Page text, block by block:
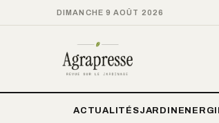
DIMANCHE 9 AOÛT 2026
ACTUALITÉSJARDIN